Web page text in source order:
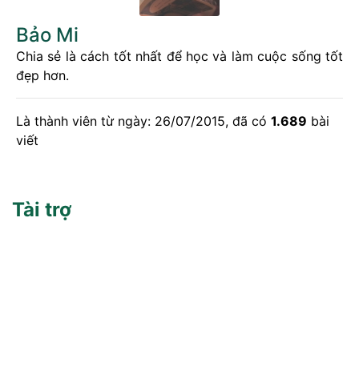
Bảo Mi
Chia sẻ là cách tốt nhất để học và làm cuộc sống tốt
đẹp hơn.
Là thành viên từ ngày: 26/07/2015, đã có 1.689 bài
viết
Tài trợ